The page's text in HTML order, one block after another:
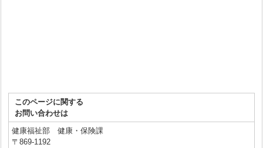
このページに関する
お問い合わせは
健康福祉部 健康・保険課
〒869-1192